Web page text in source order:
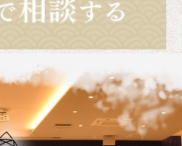
をお考えの方へ